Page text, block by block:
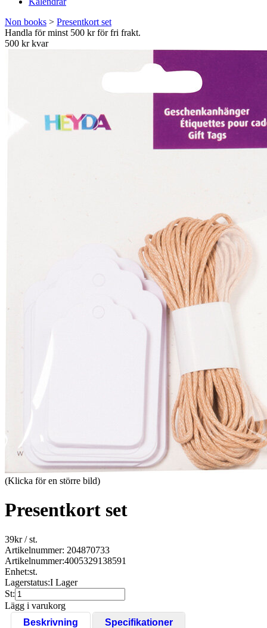
Non books > Presentkort set
Handla för minst 500 kr för fri frakt.
500 kr kvar
(Klicka för en större bild)
Presentkort set
39kr/ st.
Artikelnummer: 204870733
Artikelnummer:4005329138591
Enhet:st.
Lagerstatus:I Lager
St:
Lägg i varukorg
Beskrivning
Specifikationer